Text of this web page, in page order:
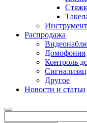
Распродажа
Домофония
Контроль
Другое
Новости и статьи